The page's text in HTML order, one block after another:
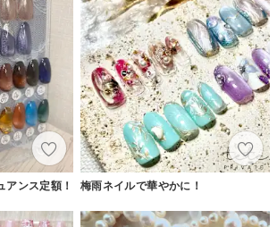
アンス定額！ 梅雨ネイルで華やかに！